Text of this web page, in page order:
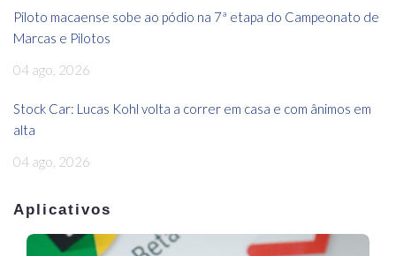
Piloto macaense sobe ao pódio na 7ª etapa do Campeonato de
Marcas e Pilotos
04 ago, 2026
Stock Car: Lucas Kohl volta a correr em casa e com ânimos em
alta
04 ago, 2026
Aplicativos